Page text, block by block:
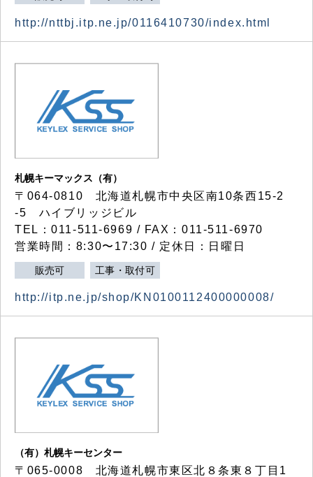
http://nttbj.itp.ne.jp/0116410730/index.html
札幌キーマックス（有）
〒064-0810 北海道札幌市中央区南10条西15-2
-5 ハイブリッジビル
TEL：011-511-6969 / FAX：011-511-6970
営業時間：8:30〜17:30 / 定休日：日曜日
販売可 工事・取付可
http://itp.ne.jp/shop/KN0100112400000008/
（有）札幌キーセンター
〒065-0008 北海道札幌市東区北８条東８丁目1